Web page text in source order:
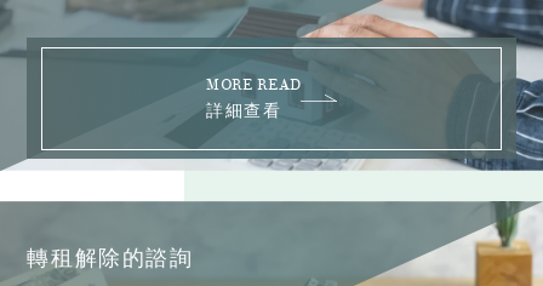
MORE READ
詳細查看
轉租解除的諮詢